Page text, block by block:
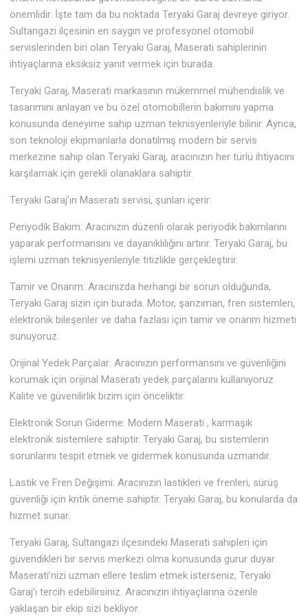
önemlidir. İşte tam da bu noktada Teryaki Garaj devreye giriyor.
Sultangazi ilçesinin en saygın ve profesyonel otomobil
servislerinden biri olan Teryaki Garaj, Maserati sahiplerinin
ihtiyaçlarına eksiksiz yanıt vermek için burada.
Teryaki Garaj, Maserati markasının mükemmel mühendislik ve
tasarımını anlayan ve bu özel otomobillerin bakımını yapma
konusunda deneyime sahip uzman teknisyenleriyle bilinir. Ayrıca,
son teknoloji ekipmanlarla donatılmış modern bir servis
merkezine sahip olan Teryaki Garaj, aracınızın her türlü ihtiyacını
karşılamak için gerekli olanaklara sahiptir.
Teryaki Garaj’ın Maserati servisi, şunları içerir:
Periyodik Bakım: Aracınızın düzenli olarak periyodik bakımlarını
yaparak performansını ve dayanıklılığını artırır. Teryaki Garaj, bu
işlemi uzman teknisyenleriyle titizlikle gerçekleştirir.
Tamir ve Onarım: Aracınızda herhangi bir sorun olduğunda,
Teryaki Garaj sizin için burada. Motor, şanzıman, fren sistemleri,
elektronik bileşenler ve daha fazlası için tamir ve onarım hizmeti
sunuyoruz.
Orijinal Yedek Parçalar: Aracınızın performansını ve güvenliğini
korumak için orijinal Maserati yedek parçalarını kullanıyoruz.
Kalite ve güvenilirlik bizim için önceliktir.
Elektronik Sorun Giderme: Modern Maserati , karmaşık
elektronik sistemlere sahiptir. Teryaki Garaj, bu sistemlerin
sorunlarını tespit etmek ve gidermek konusunda uzmandır.
Lastik ve Fren Değişimi: Aracınızın lastikleri ve frenleri, sürüş
güvenliği için kritik öneme sahiptir. Teryaki Garaj, bu konularda da
hizmet sunar.
Teryaki Garaj, Sultangazi ilçesindeki Maserati sahipleri için
güvendikleri bir servis merkezi olma konusunda gurur duyar.
Maserati’nizi uzman ellere teslim etmek isterseniz, Teryaki
Garaj’ı tercih edebilirsiniz. Aracınızın ihtiyaçlarına özenle
yaklaşan bir ekip sizi bekliyor.